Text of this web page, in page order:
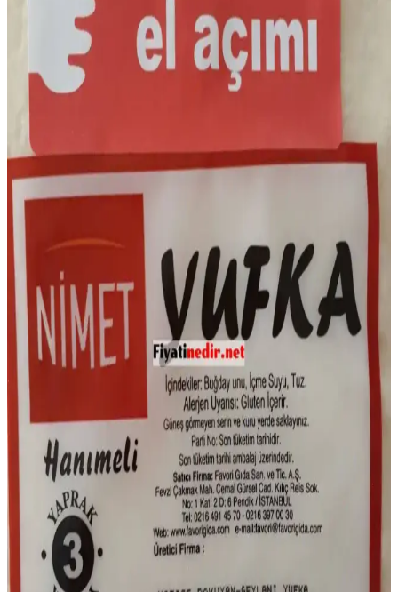
Yemek Teslimat Uygulamalarında Tasarruf
Yöntemleri ve Alternatif Yaklaşımlar Üzerine Analiz
Yemek teslimat uygulamalarında teslimat ücreti olmadan
indirimlerden yararlanma, evde yemek yapma ve abonelik sistemleri
gibi maliyet düşürücü yöntemler detaylıca incelenmektedir.
Yemekleri İçin 114,93 Euro Bütçe Planlaması
Belçika'da iki kişilik aile için 114,93 Euro bütçeyle iki haftalık
market alışverişi ve akşam yemekleri planlandı. İndirimli ürünler ve
mevsim sebzeleriyle dengeli, çeşitli ve ekonomik beslenme sağlandı.
Marketlerde Ücretsiz ve İndirimli Balık Artıkları:
Kullanım Alanları ve Gıda İsrafı Önlemleri
Marketlerde ücretsiz veya indirimli sunulan somon balığı artıkları,
besin değeri yüksek ve çeşitli yemeklerde kullanılabilir. Bu
uygulama gıda israfını azaltırken ekonomik avantaj sağlar.
Marketlerde Corned Beef İndirimi ve Fırsatları:
Stok, Fiyat ve Kullanım Rehberi
Corned beef, St. Patrick's Day sonrası marketlerde indirimle satılır.
Fiyat ve stok farklılıkları, kullanım alanları ve indirim taktikleri
detaylıca incelenir. Doğru zamanlama ve market seçimi önemlidir.
A101 Mağazalarının Hafta İçi Kapanış Saatleri ve
Güncel Bilgiler
A101 mağazalarının hafta içi kapanış saatleri bölgeye göre
değişebilir. En doğru bilgi için resmi kaynaklara başvurmak
önemlidir.